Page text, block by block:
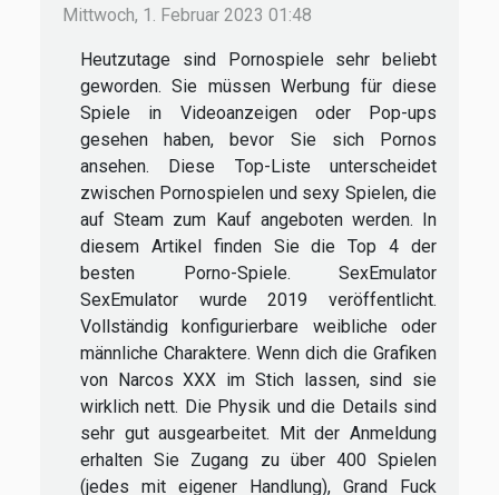
Mittwoch, 1. Februar 2023 01:48
Heutzutage sind Pornospiele sehr beliebt
geworden. Sie müssen Werbung für diese
Spiele in Videoanzeigen oder Pop-ups
gesehen haben, bevor Sie sich Pornos
ansehen. Diese Top-Liste unterscheidet
zwischen Pornospielen und sexy Spielen, die
auf Steam zum Kauf angeboten werden. In
diesem Artikel finden Sie die Top 4 der
besten Porno-Spiele. SexEmulator
SexEmulator wurde 2019 veröffentlicht.
Vollständig konfigurierbare weibliche oder
männliche Charaktere. Wenn dich die Grafiken
von Narcos XXX im Stich lassen, sind sie
wirklich nett. Die Physik und die Details sind
sehr gut ausgearbeitet. Mit der Anmeldung
erhalten Sie Zugang zu über 400 Spielen
(jedes mit eigener Handlung), Grand Fuck